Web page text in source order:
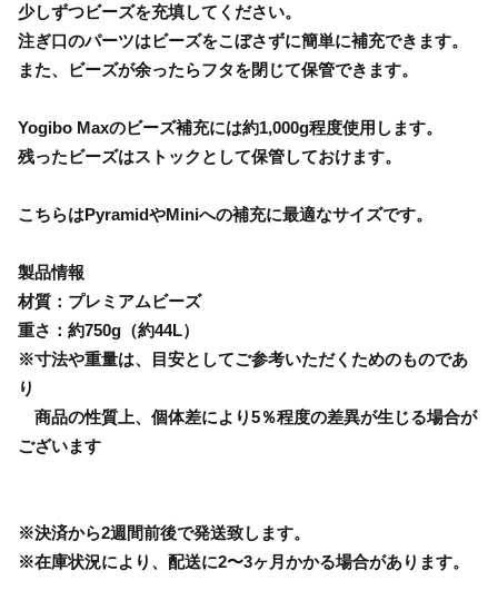
少しずつビーズを充填してください。
注ぎ口のパーツはビーズをこぼさずに簡単に補充できます。
また、ビーズが余ったらフタを閉じて保管できます。
Yogibo Maxのビーズ補充には約1,000g程度使用します。
残ったビーズはストックとして保管しておけます。
こちらはPyramidやMiniへの補充に最適なサイズです。
製品情報
材質：プレミアムビーズ
重さ：約750g（約44L）
※寸法や重量は、目安としてご参考いただくためのものであ
り
商品の性質上、個体差により5％程度の差異が生じる場合が
ございます
※決済から2週間前後で発送致します。
※在庫状況により、配送に2〜3ヶ月かかる場合があります。